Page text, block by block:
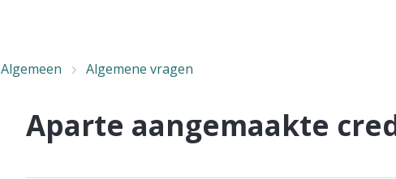
Algemeen Algemene vragen
Aparte aangemaakte